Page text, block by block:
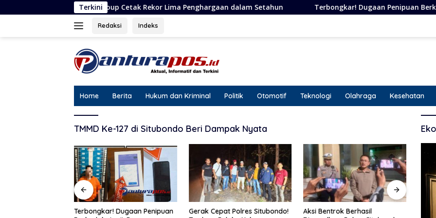
ke
Terkini
Triv Group Cetak Rekor Lima Penghargaan dalam Setahun Terbongkar! Dugaan Penipuan Berkedok Janji,
Redaksi Indeks
Home Berita Hukum dan Kriminal Politik Otomotif Teknologi Olahraga Kesehatan
TMMD Ke-127 di Situbondo Beri Dampak Nyata
Terbongkar! Dugaan Penipuan
Gerak Cepat Polres Situbondo!
Aksi Bentrok Berhasil